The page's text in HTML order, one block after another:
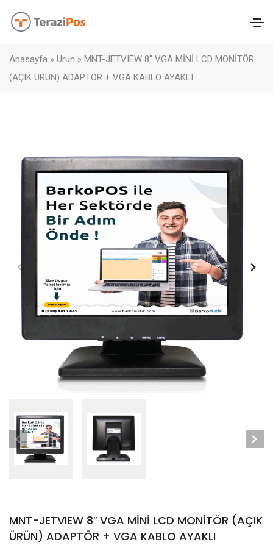
Anasayfa » Urun » MNT-JETVIEW 8″ VGA MİNİ LCD MONİTÖR
(AÇIK ÜRÜN) ADAPTÖR + VGA KABLO AYAKLI
MNT-JETVIEW 8″ VGA MİNİ LCD MONİTÖR (AÇIK
ÜRÜN) ADAPTÖR + VGA KABLO AYAKLI